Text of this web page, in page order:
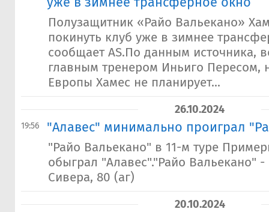
Полузащитник «Райо Вальекано»
покинуть клуб уже в зимнее
сообщает AS.По данным источника,
главным тренером Иньиго Пересом,
Европы Хамес не планирует...
26.10.2024
19:56 "Алавес" минимально проиграл
"Райо Вальекано" в 11-м туре
обыграл "Алавес"."Райо Вальекано" -
Сивера, 80 (аг)
20.10.2024